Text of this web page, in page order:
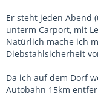
Er steht jeden Abend
unterm Carport, mit
Natürlich mache ich
Diebstahlsicherheit
Da ich auf dem Dorf
Autobahn 15km